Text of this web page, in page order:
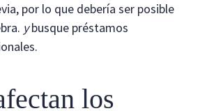
por lo que debería ser posible
ybusque préstamos
los